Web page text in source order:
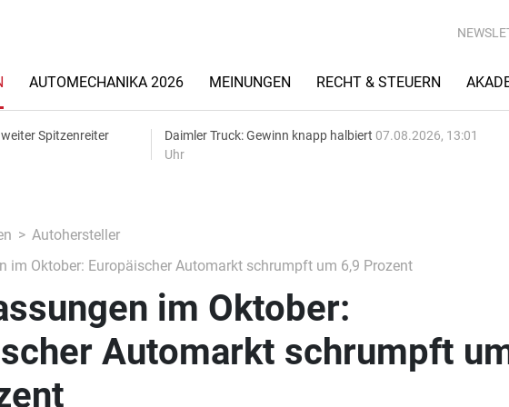
AUTOMECHANIKA 2026 MEINUNGEN RECHT & STEUERN
Spitzenreiter
Daimler Truck: Gewinn knapp halbiert 07.08.2026, 13:01
Uhr
Autohersteller
im Oktober: Europäischer Automarkt schrumpft um 6,9 Prozent
im Oktober:
Automarkt schrumpft